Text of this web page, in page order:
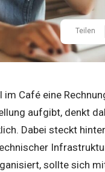
Teilen
im Café eine
aufgibt, denkt
Dabei steckt
sollte sich